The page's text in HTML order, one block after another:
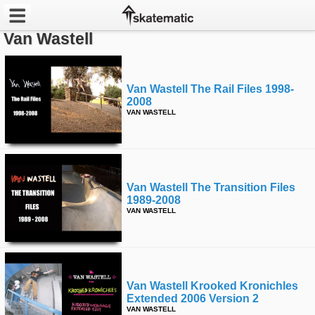
Featured
Pros
Channels
POPULAR
Week
Year
All
Van Wastell
Van Wastell The Rail Files 1998-
2008
VAN WASTELL
Van Wastell The Transition Files
1989-2008
VAN WASTELL
Van Wastell Krooked Kronichles
Extended 2006 Version 2
VAN WASTELL